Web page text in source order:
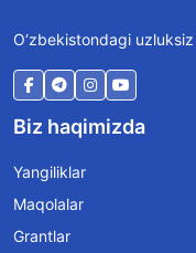
O‘zbekistondagi
Biz haqimizda
Yangiliklar
Maqolalar
Grantlar